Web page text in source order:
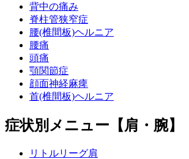
背中の痛み
脊柱管狭窄症
腰(椎間板)ヘルニア
腰痛
頭痛
顎関節症
顔面神経麻痺
首(椎間板)ヘルニア
症状別メニュー【肩・腕】
リトルリーグ肩